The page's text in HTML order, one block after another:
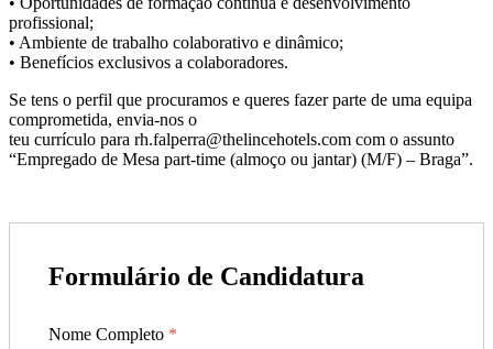
profissional;
• Ambiente de trabalho colaborativo e dinâmico;
• Benefícios exclusivos a colaboradores.
Se tens o perfil que procuramos e queres fazer parte de uma equipa
comprometida, envia-nos o
teu currículo para rh.falperra@thelincehotels.com com o assunto
“Empregado de Mesa part-time (almoço ou jantar) (M/F) – Braga”.
Formulário de Candidatura
Nome Completo *